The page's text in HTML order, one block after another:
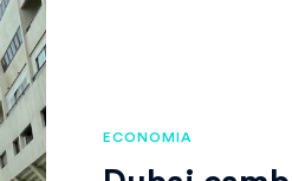
ECONOMIA